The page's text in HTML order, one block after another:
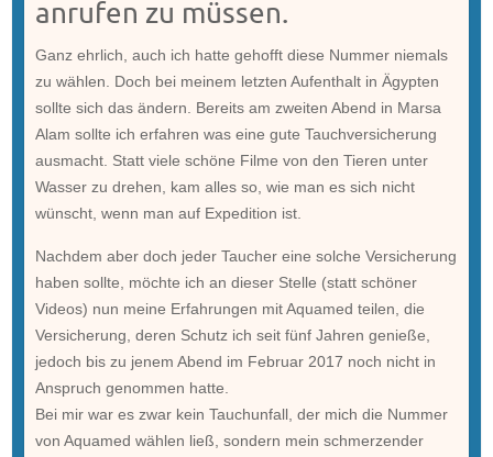
anrufen zu müssen.
Ganz ehrlich, auch ich hatte gehofft diese Nummer niemals
zu wählen. Doch bei meinem letzten Aufenthalt in Ägypten
sollte sich das ändern. Bereits am zweiten Abend in Marsa
Alam sollte ich erfahren was eine gute Tauchversicherung
ausmacht. Statt viele schöne Filme von den Tieren unter
Wasser zu drehen, kam alles so, wie man es sich nicht
wünscht, wenn man auf Expedition ist.
Nachdem aber doch jeder Taucher eine solche Versicherung
haben sollte, möchte ich an dieser Stelle (statt schöner
Videos) nun meine Erfahrungen mit Aquamed teilen, die
Versicherung, deren Schutz ich seit fünf Jahren genieße,
jedoch bis zu jenem Abend im Februar 2017 noch nicht in
Anspruch genommen hatte.
Bei mir war es zwar kein Tauchunfall, der mich die Nummer
von Aquamed wählen ließ, sondern mein schmerzender